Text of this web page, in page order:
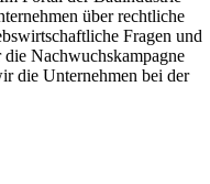
über rechtliche
Fragen und
Nachwuchskampagne
die Unternehmen bei der